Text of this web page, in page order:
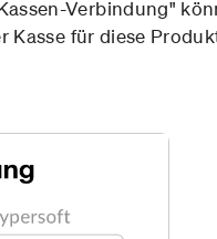
Verbindung"
Kasse für diese